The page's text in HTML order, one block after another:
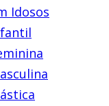
Idosos